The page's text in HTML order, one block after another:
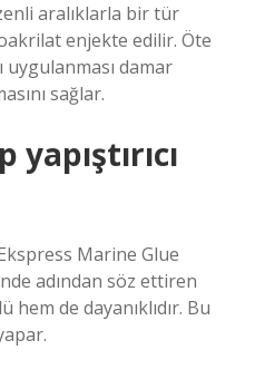
aralıklarla bir tür
enjekte edilir. Öte
uygulanması damar
sağlar.
Marine Glue
adından söz ettiren
hem de dayanıklıdır. Bu